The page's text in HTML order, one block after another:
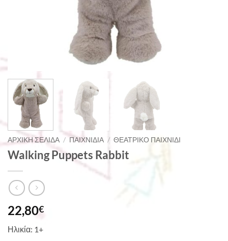
ΑΡΧΙΚΉ ΣΕΛΊΔΑ / ΠΑΙΧΝΊΔΙΑ / ΘΕΑΤΡΙΚΌ ΠΑΙΧΝΊΔΙ
Walking Puppets Rabbit
22,80€
Ηλικία: 1+